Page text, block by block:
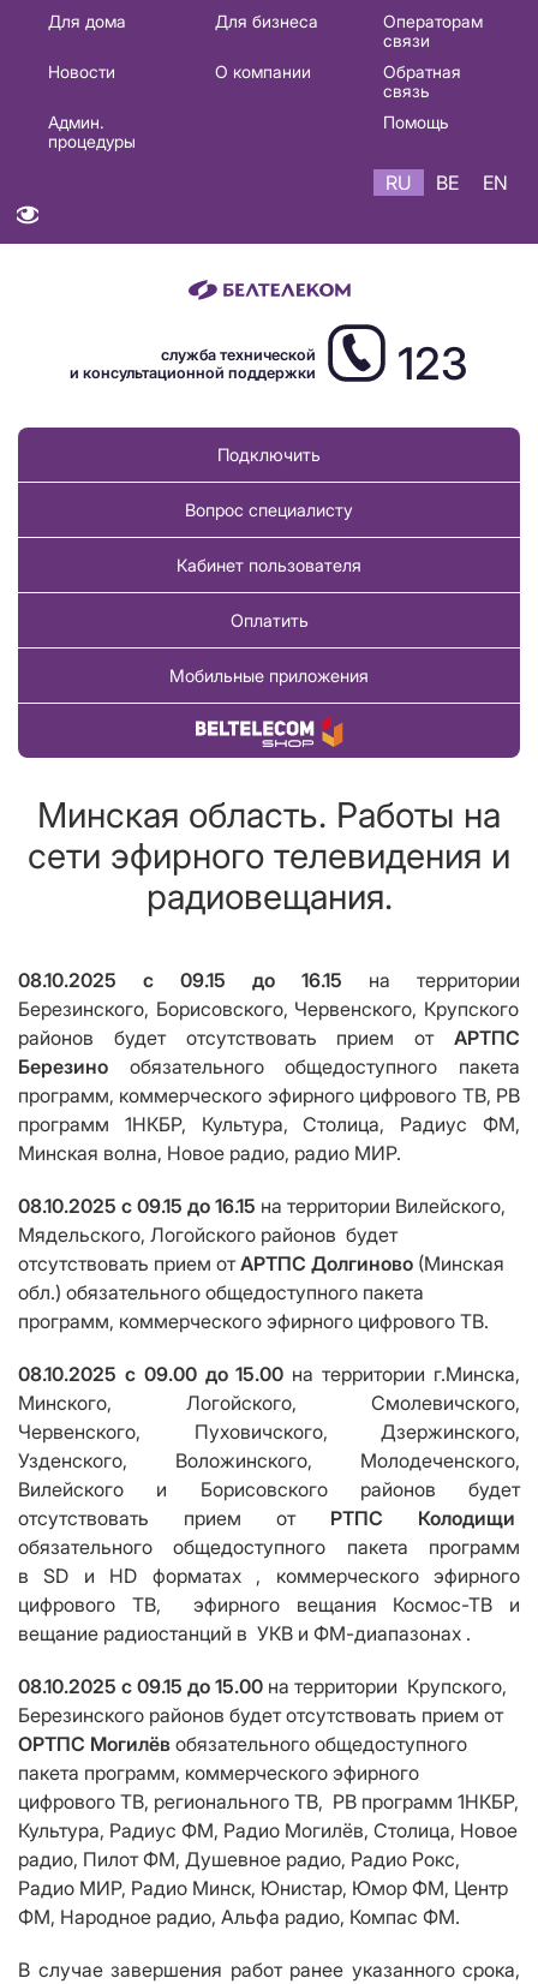
Основная
навигация
Для дома Для бизнеса
Операторам
связи
Новости
О компании
Обратная
связь
Админ.
процедуры
Помощь
RU BE EN
служба технической
и консультационной поддержки
123
Подключить
Вопрос специалисту
Кабинет пользователя
Оплатить
Мобильные приложения
Купить товар
Минская область. Работы на
сети эфирного телевидения и
радиовещания.
08.10.2025 c 09.15 до 16.15 на территории
Березинского, Борисовского, Червенского, Крупского
районов будет отсутствовать прием от АРТПС
Березино обязательного общедоступного пакета
программ, коммерческого эфирного цифрового ТВ, РВ
программ 1НКБР, Культура, Столица, Радиус ФМ,
Минская волна, Новое радио, радио МИР.
08.10.2025 c 09.15 до 16.15 на территории Вилейского,
Мядельского, Логойского районов будет
отсутствовать прием отАРТПС Долгиново (Минская
обл.) обязательного общедоступного пакета
программ, коммерческого эфирного цифрового ТВ.
08.10.2025 c 09.00 до 15.00 на территории г.Минска,
Минского, Логойского, Смолевичского,
Червенского,
Пуховичского, Дзержинского,
Узденского, Воложинского, Молодеченского,
Вилейского и Борисовского районов будет
отсутствовать прием от РТПС Колодищи
обязательного общедоступного пакета программ
в SD и HD форматах , коммерческого эфирного
цифрового ТВ, эфирного вещания Космос-ТВ и
вещание радиостанций в УКВ и ФМ-диапазонах .
08.10.2025 с 09.15 до 15.00 на территории Крупского,
Березинского районов будет отсутствовать прием от
ОРТПС Могилёв обязательного общедоступного
пакета программ, коммерческого эфирного
цифрового ТВ, регионального ТВ, РВ программ 1НКБР,
Культура, Радиус ФМ, Радио Могилёв, Столица, Новое
радио, Пилот ФМ, Душевное радио, Радио Рокс,
Радио МИР, Радио Минск, Юнистар, Юмор ФМ, Центр
ФМ, Народное радио, Альфа радио, Компас ФМ.
В случае завершения работ ранее указанного срока,